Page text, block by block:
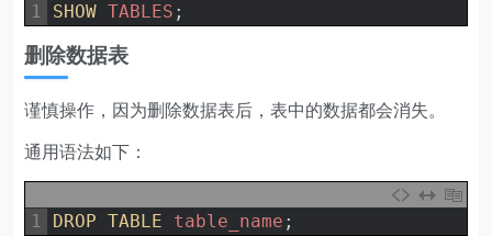
1 SHOW TABLES ;
删除数据表
谨慎操作，因为删除数据表后，表中的数据都会消失。
通用语法如下：
1 DROP TABLE table_name ;